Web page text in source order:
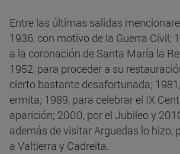
Entre las últimas salidas
1936, con motivo de la Guerra Civil;
a la coronación de Santa María la
1952, para proceder a su
cierto bastante desafortunada;
ermita; 1989, para celebrar el IX
aparición; 2000, por el Jubileo y
además de visitar Arguedas lo hizo,
a Valtierra y Cadreita.